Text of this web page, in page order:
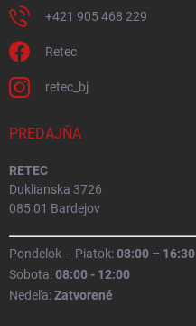
+421 905 468 229
Retec
retec_bj
PREDAJŇA
RETEC
Duklianska 3726
085 01 Bardejov
Pondelok – Piatok:08:00 – 16:30
Sobota:08:00 - 12:00
Nedeľa:Zatvorené